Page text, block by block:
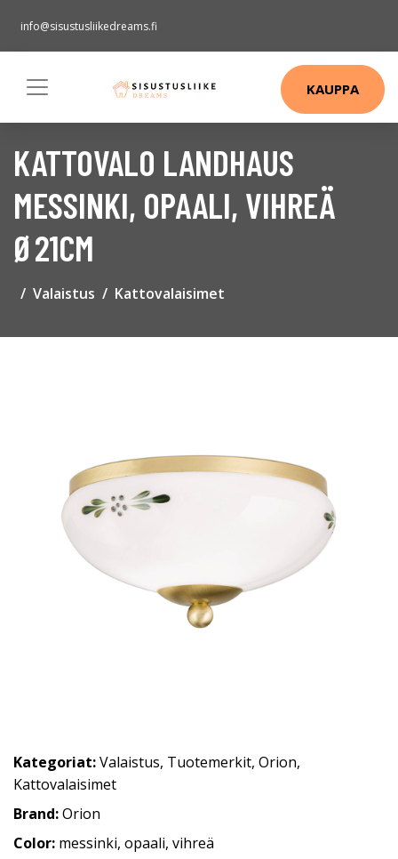
info@sisustusliikedreams.fi
KAUPPA
KATTOVALO LANDHAUS
MESSINKI, OPAALI, VIHREÄ
Ø21CM
Valaistus Kattovalaisimet
Kategoriat:Valaistus, Tuotemerkit, Orion,
Kattovalaisimet
Brand:Orion
Color: messinki, opaali, vihreä